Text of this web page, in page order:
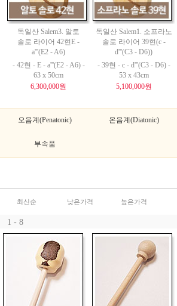
독일산 Salem3. 알토
솔로 라이어 42현E -
a'''(E2 - A6)
- 42현 - E - a'''(E2 - A6) -
63 x 50cm
6,300,000원
독일산 Salem1. 소프라노
솔로 라이어 39현(c -
d'''(C3 - D6))
- 39현 - c - d'''(C3 - D6) -
53 x 43cm
5,100,000원
오음계(Penatonic) 온음계(Diatonic)
부속품
최신순 낮은가격 높은가격
1 - 8